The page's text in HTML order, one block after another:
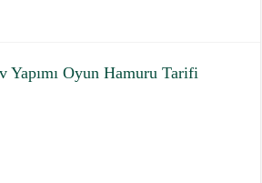
Yapımı Oyun Hamuru Tarifi